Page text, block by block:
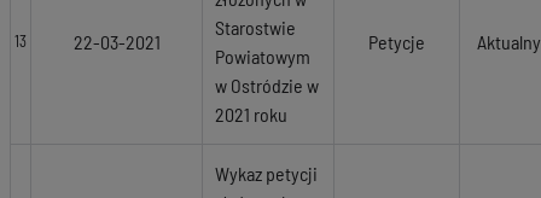
13 22-03-2021
Starostwie
Powiatowym
w Ostródzie w
2021 roku
Petycje Aktualny
Wykaz petycji